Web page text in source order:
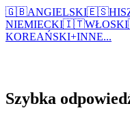
🇬🇧ANGIELSKI🇪🇸
NIEMIECKI🇮🇹WŁOSKI
KOREAŃSKI+INNE...
Szybka